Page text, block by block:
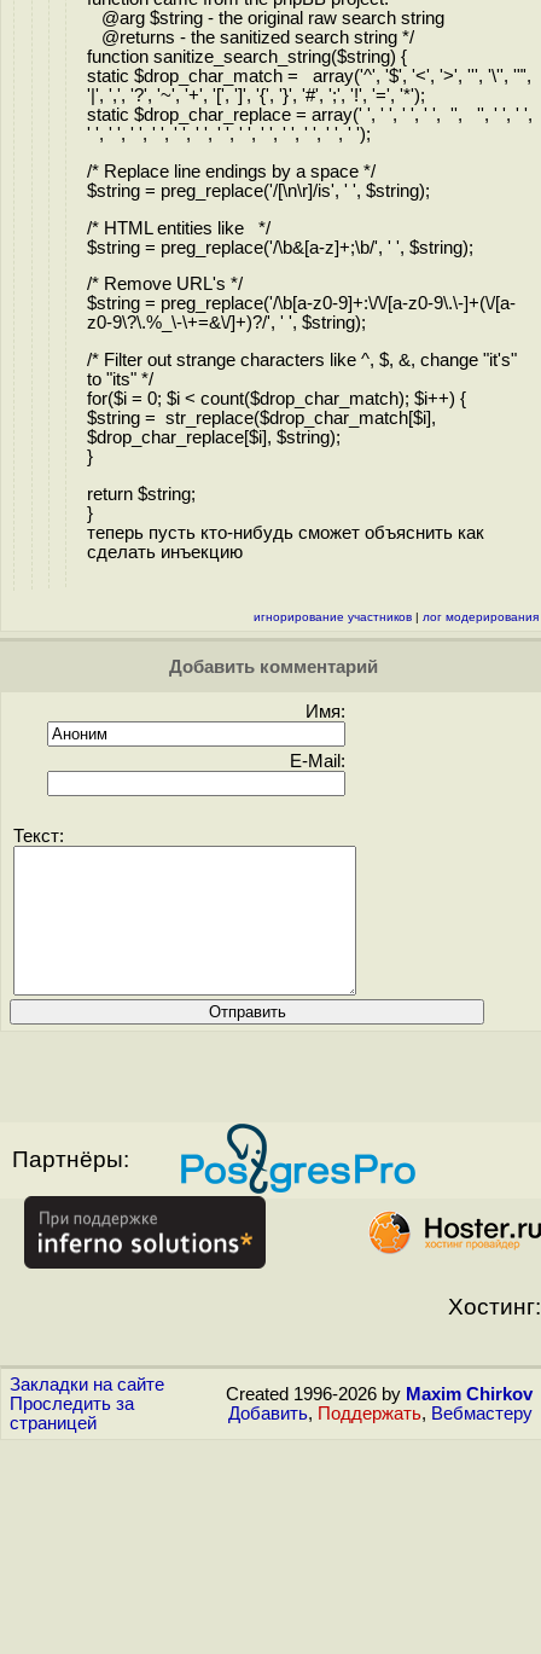
@arg $string - the original raw search string
@returns - the sanitized search string */
function sanitize_search_string($string) {
static $drop_char_match = array('^', '$', '<', '>', ''', '\'', '"',
'|', ',', '?', '~', '+', '[', ']', '{', '}', '#', ';', '!', '=', '*');
static $drop_char_replace = array(' ', ' ', ' ', ' ', '', '', ' ', ' ',
' ', ' ', ' ', ' ', ' ', ' ', ' ', ' ', ' ', ' ', ' ', ' ', ' ');
/* Replace line endings by a space */
$string = preg_replace('/[\n\r]/is', ' ', $string);
/* HTML entities like */
$string = preg_replace('/\b&[a-z]+;\b/', ' ', $string);
/* Remove URL's */
$string = preg_replace('/\b[a-z0-9]+:\/\/[a-z0-9\.\-]+(\/[a-
z0-9\?\.%_\-\+=&\/]+)?/', ' ', $string);
/* Filter out strange characters like ^, $, &, change "it's"
to "its" */
for($i = 0; $i < count($drop_char_match); $i++) {
$string = str_replace($drop_char_match[$i],
$drop_char_replace[$i], $string);
}
return $string;
}
теперь пусть кто-нибудь сможет объяснить как
сделать инъекцию
игнорирование участников | лог модерирования
Добавить комментарий
Имя:
E-Mail:
Текст:
Партнёры:
Хостинг:
Закладки на сайте
Проследить за
страницей
Created 1996-2026 by Maxim Chirkov
Добавить, Поддержать, Вебмастеру